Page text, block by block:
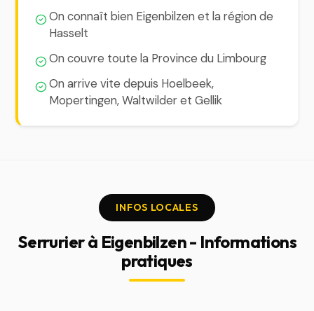
On connaît bien Eigenbilzen et la région de
Hasselt
On couvre toute la Province du Limbourg
On arrive vite depuis Hoelbeek,
Mopertingen, Waltwilder et Gellik
INFOS LOCALES
Serrurier à Eigenbilzen - Informations
pratiques